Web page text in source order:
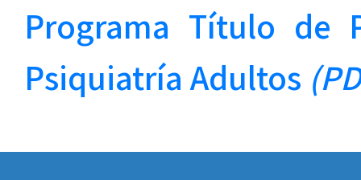
Programa Título de
Psiquiatría Adultos